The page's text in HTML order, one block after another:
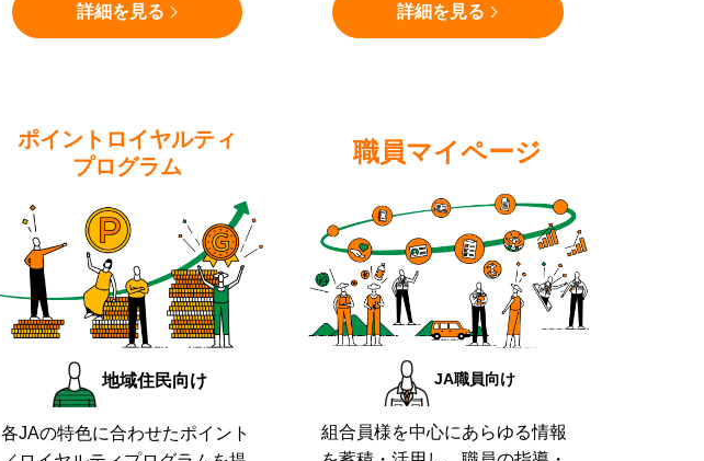
詳細を見る 詳細を見る
ポイントロイヤルティ
プログラム
地域住民向け
各JAの特色に合わせたポイント
職員マイページ
JA職員向け
組合員様を中心にあらゆる情報